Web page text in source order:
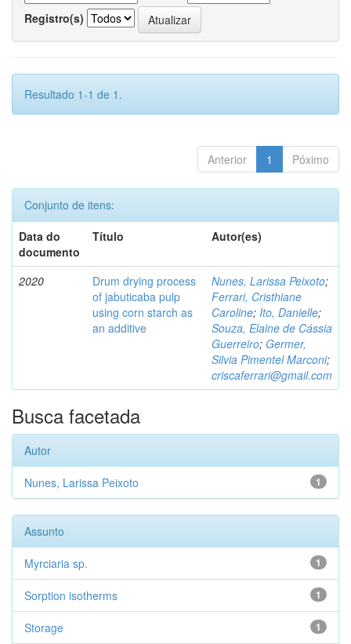
Registro(s)
Resultado 1-1 de 1.
Anterior 1 Póximo
Conjunto de itens:
Data do
documento
Título Autor(es)
2020
Drum drying process
of jabuticaba pulp
using corn starch as
an additive
Nunes, Larissa Peixoto;
Ferrari, Cristhiane
Caroline; Ito, Danielle;
Souza, Elaine de Cássia
Guerreiro; Germer,
Silvia Pimentel Marconi;
criscaferrari@gmail.com
Busca facetada
Autor
1
Nunes, Larissa Peixoto
Assunto
1
Myrciaria sp.
1
Sorption isotherms
1
Storage